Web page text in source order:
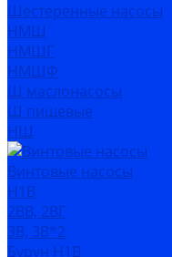
Шестеренные насосы
НМШ
НМШГ
НМШФ
Ш маслонасосы
Ш пищевые
НШ
Винтовые насосы
Н1В
2ВВ, 2ВГ
3В, 3В*2
Бурун Н1В